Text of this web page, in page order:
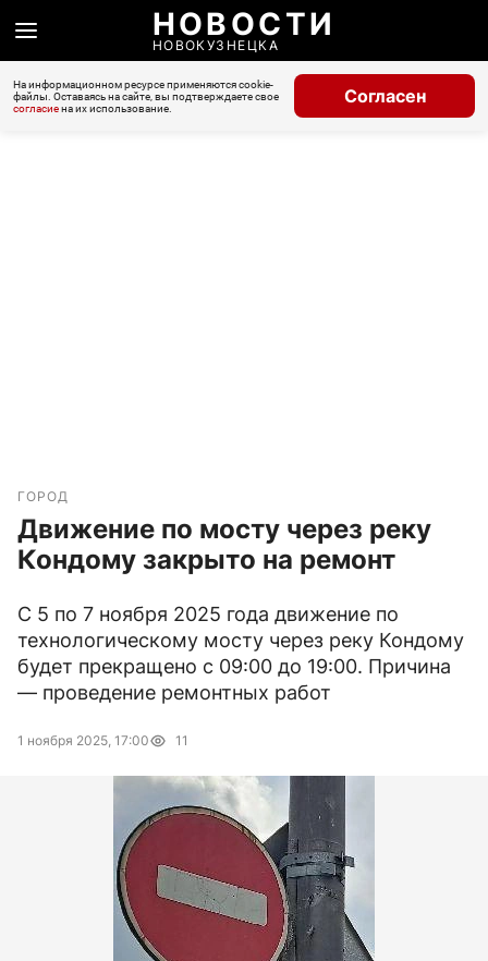
НОВОСТИ
НОВОКУЗНЕЦКА
На информационном ресурсе применяются cookie-
файлы. Оставаясь на сайте, вы подтверждаете свое
согласиена их использование.
Согласен
ГОРОД
Движение по мосту через реку
Кондому закрыто на ремонт
С 5 по 7 ноября 2025 года движение по
технологическому мосту через реку Кондому
будет прекращено с 09:00 до 19:00. Причина
— проведение ремонтных работ
1 ноября 2025, 17:00 11